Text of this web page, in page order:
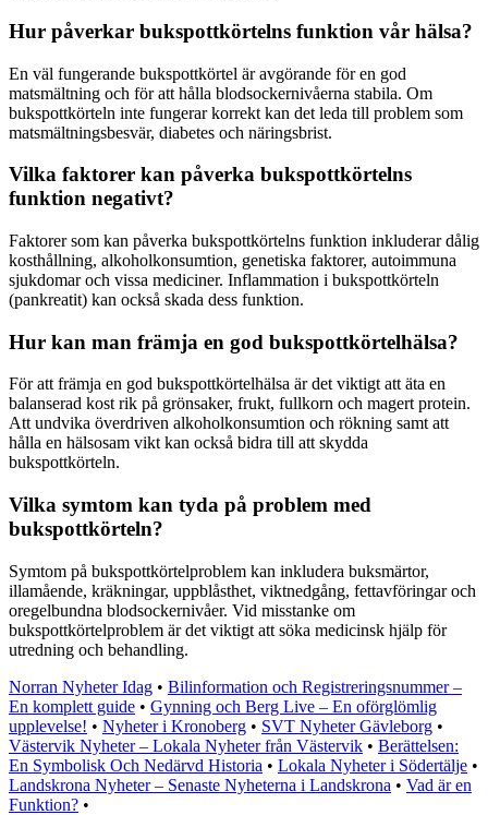
Hur påverkar bukspottkörtelns funktion vår hälsa?
En väl fungerande bukspottkörtel är avgörande för en god
matsmältning och för att hålla blodsockernivåerna stabila. Om
bukspottkörteln inte fungerar korrekt kan det leda till problem som
matsmältningsbesvär, diabetes och näringsbrist.
Vilka faktorer kan påverka bukspottkörtelns
funktion negativt?
Faktorer som kan påverka bukspottkörtelns funktion inkluderar dålig
kosthållning, alkoholkonsumtion, genetiska faktorer, autoimmuna
sjukdomar och vissa mediciner. Inflammation i bukspottkörteln
(pankreatit) kan också skada dess funktion.
Hur kan man främja en god bukspottkörtelhälsa?
För att främja en god bukspottkörtelhälsa är det viktigt att äta en
balanserad kost rik på grönsaker, frukt, fullkorn och magert protein.
Att undvika överdriven alkoholkonsumtion och rökning samt att
hålla en hälsosam vikt kan också bidra till att skydda
bukspottkörteln.
Vilka symtom kan tyda på problem med
bukspottkörteln?
Symtom på bukspottkörtelproblem kan inkludera buksmärtor,
illamående, kräkningar, uppblåsthet, viktnedgång, fettavföringar och
oregelbundna blodsockernivåer. Vid misstanke om
bukspottkörtelproblem är det viktigt att söka medicinsk hjälp för
utredning och behandling.
Norran Nyheter Idag • Bilinformation och Registreringsnummer –
En komplett guide • Gynning och Berg Live – En oförglömlig
upplevelse! • Nyheter i Kronoberg • SVT Nyheter Gävleborg •
Västervik Nyheter – Lokala Nyheter från Västervik • Berättelsen:
En Symbolisk Och Nedärvd Historia • Lokala Nyheter i Södertälje •
Landskrona Nyheter – Senaste Nyheterna i Landskrona • Vad är en
Funktion? •